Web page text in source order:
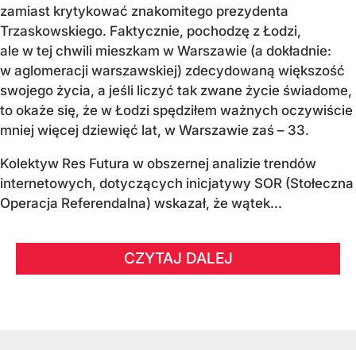
zamiast krytykować znakomitego prezydenta
Trzaskowskiego. Faktycznie, pochodzę z Łodzi,
ale w tej chwili mieszkam w Warszawie (a dokładnie:
w aglomeracji warszawskiej) zdecydowaną większość
swojego życia, a jeśli liczyć tak zwane życie świadome,
to okaże się, że w Łodzi spędziłem ważnych oczywiście
mniej więcej dziewięć lat, w Warszawie zaś – 33.
Kolektyw Res Futura w obszernej analizie trendów
internetowych, dotyczących inicjatywy SOR (Stołeczna
Operacja Referendalna) wskazał, że wątek...
CZYTAJ DALEJ